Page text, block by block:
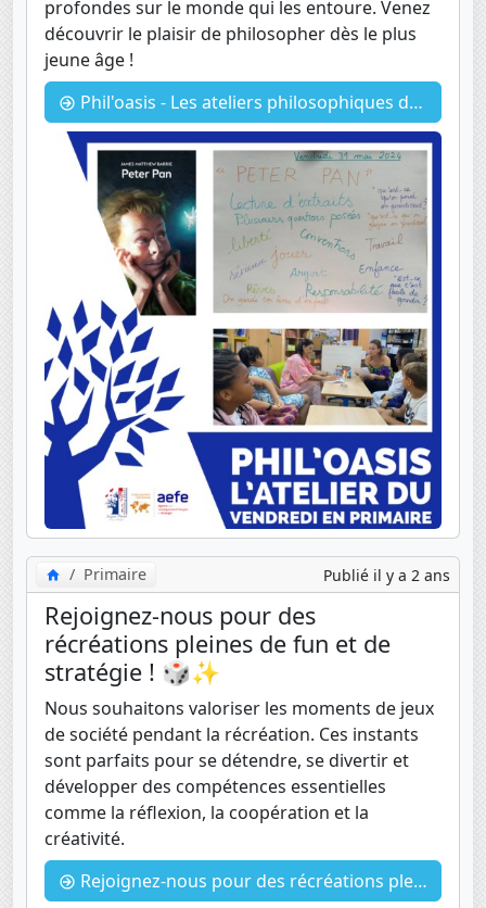
profondes sur le monde qui les entoure. Venez
découvrir le plaisir de philosopher dès le plus
jeune âge !
Phil'oasis - Les ateliers philosophiques du Primaire
Primaire Publié il y a 2 ans
Rejoignez-nous pour des
récréations pleines de fun et de
stratégie ! 🎲✨
Nous souhaitons valoriser les moments de jeux
de société pendant la récréation. Ces instants
sont parfaits pour se détendre, se divertir et
développer des compétences essentielles
comme la réflexion, la coopération et la
créativité.
Rejoignez-nous pour des récréations pleines de fun et de stratégie ! 🎲✨